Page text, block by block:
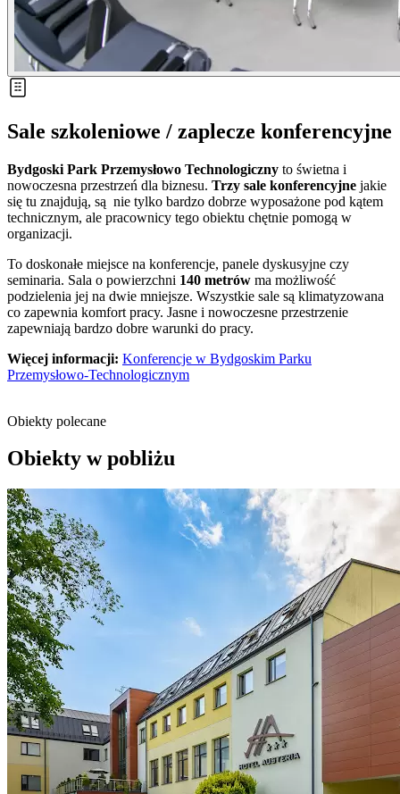
Sale szkoleniowe / zaplecze konferencyjne
Bydgoski Park Przemysłowo Technologiczny to świetna i
nowoczesna przestrzeń dla biznesu. Trzy sale konferencyjne jakie
się tu znajdują, są nie tylko bardzo dobrze wyposażone pod kątem
technicznym, ale pracownicy tego obiektu chętnie pomogą w
organizacji.
To doskonałe miejsce na konferencje, panele dyskusyjne czy
seminaria. Sala o powierzchni 140 metrów ma możliwość
podzielenia jej na dwie mniejsze. Wszystkie sale są klimatyzowana
co zapewnia komfort pracy. Jasne i nowoczesne przestrzenie
zapewniają bardzo dobre warunki do pracy.
Więcej informacji: Konferencje w Bydgoskim Parku
Przemysłowo-Technologicznym
Obiekty polecane
Obiekty w pobliżu